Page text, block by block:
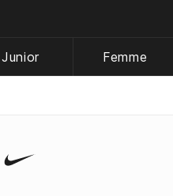
Junior Femme